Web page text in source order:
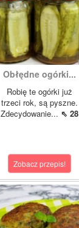
Obłędne ogórki...
Robię te ogórki już
trzeci rok, są pyszne.
Zdecydowanie... ⇖ 28
Zobacz przepis!